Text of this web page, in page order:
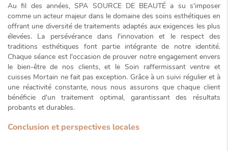
Au fil des années, SPA SOURCE DE BEAUTÉ a su s'imposer
comme un acteur majeur dans le domaine des soins esthétiques en
offrant une diversité de traitements adaptés aux exigences les plus
élevées. La persévérance dans l'innovation et le respect des
traditions esthétiques font partie intégrante de notre identité.
Chaque séance est l'occasion de prouver notre engagement envers
le bien-être de nos clients, et le Soin raffermissant ventre et
cuisses Mortain ne fait pas exception. Grâce à un suivi régulier et à
une réactivité constante, nous nous assurons que chaque client
bénéficie d'un traitement optimal, garantissant des résultats
probants et durables.
Conclusion et perspectives locales